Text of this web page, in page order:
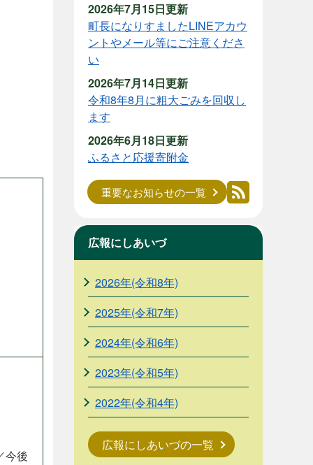
今後
2026年7月15日更新
町長になりすましたLINEアカウ
ントやメール等にご注意くださ
い
2026年7月14日更新
令和8年8月に粗大ごみを回収し
ます
2026年6月18日更新
ふるさと応援寄附金
重要なお知らせの一覧
広報にしあいづ
2026年(令和8年)
2025年(令和7年)
2024年(令和6年)
2023年(令和5年)
2022年(令和4年)
広報にしあいづの一覧